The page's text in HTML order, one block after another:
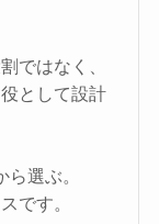
ではなく、
として設計
選ぶ。
です。